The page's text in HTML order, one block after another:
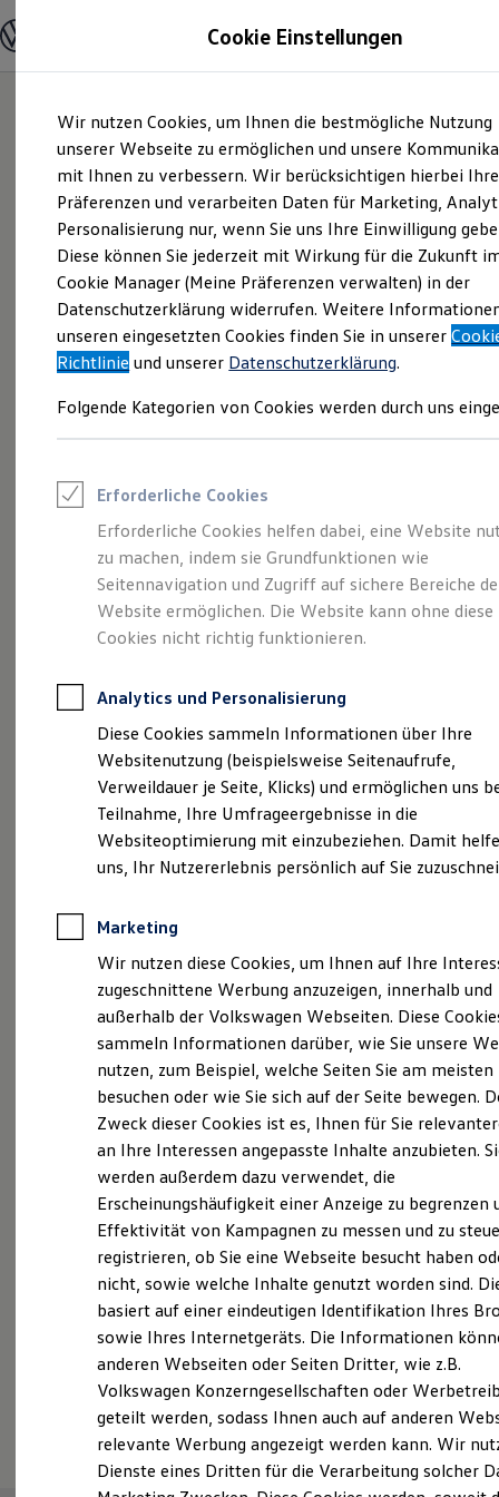
Hauptinhalt
springen
Footer
springen
Modelle und Konfigurator
Modelle vergleichen
Elektroautos
ENERGY Sondermodelle
Nutzfahrzeuge
SUV und CUV
Familienautos
Kombis
Kompaktwagen
Sportwagen
Schnell verfügbare Fahrzeuge
Angebote und Produkte
Aktuelle Angebote
E-Auto-Förderung
Volkswagen Marktplatz
Junge Gebrauchtwagen und Gebrauchtwagen
Saisonangebote
Leasing
Leasing-Angebote
Gebrauchtwagen Leasing
Junge Gebrauchtwagen-Leasing
Elektroauto Leasing
Kleinwagen-Leasing
Leasing ohne Anzahlung
Autokredit mit Schlussrate
Versicherungen und Garantien
Kfz-Versicherung
Restschuldversicherungen
Garantien
Wartungsverträge
Geschäftskunden
Professional Class bei Volkswagen
Großkunden
Behörden
Anpfiff zum Gewinn
Elektroautos
ID. Tutorials
Elektrofahrzeugkonzepte
Reichweite
Reichweite der ID. Modelle
Reichweite im Winter
Laden
Laden unterwegs
Laden Zuhause
Ladezeitensimulator
Batterie
Sicherheit
Garantie und Lebensdauer
Nachhaltigkeit
Technologie
Kosten und Kauf
Verbrauchskosten
Kaufoptionen
E-Auto-Förderung
Software und Konnektivität
Die ID. Software 6
ID. Software Versionen und Updates
Digitale Extras
Schnittstellen zu Ihrem ID.
Größer. Entspannter.
Reichweiter. Der ID.7.
Probefahrt vereinbaren
Fahrzeugangebot anfordern
Servicetermin buchen
Serviceanfrage stellen
Cookie Einstellungen
Wir nutzen Cookies, um Ihnen die bestmögliche Nutzung
unserer Webseite zu ermöglichen und unsere
mit Ihnen zu verbessern. Wir berücksichtigen hierbei Ihre
Präferenzen und verarbeiten Daten für Marketing,
Personalisierung nur, wenn Sie uns Ihre Einwilligung
Diese können Sie jederzeit mit Wirkung für die Zukunft
Cookie Manager (Meine Präferenzen verwalten) in der
Datenschutzerklärung widerrufen. Weitere
unseren eingesetzten Cookies finden Sie in unserer
Richtlinie und unserer Datenschutzerklärung.
Folgende Kategorien von Cookies werden durch uns
Erforderliche Cookies
Erforderliche Cookies helfen dabei, eine Website
zu machen, indem sie Grundfunktionen wie
Seitennavigation und Zugriff auf sichere Bereiche
Website ermöglichen. Die Website kann ohne diese
Cookies nicht richtig funktionieren.
Analytics und Personalisierung
Diese Cookies sammeln Informationen über Ihre
Websitenutzung (beispielsweise Seitenaufrufe,
Verweildauer je Seite, Klicks) und ermöglichen uns
Teilnahme, Ihre Umfrageergebnisse in die
Websiteoptimierung mit einzubeziehen. Damit
uns, Ihr Nutzererlebnis persönlich auf Sie
Marketing
Wir nutzen diese Cookies, um Ihnen auf Ihre
zugeschnittene Werbung anzuzeigen, innerhalb und
außerhalb der Volkswagen Webseiten. Diese
sammeln Informationen darüber, wie Sie unsere
nutzen, zum Beispiel, welche Seiten Sie am meisten
besuchen oder wie Sie sich auf der Seite bewegen.
Zweck dieser Cookies ist es, Ihnen für Sie
an Ihre Interessen angepasste Inhalte anzubieten.
werden außerdem dazu verwendet, die
Erscheinungshäufigkeit einer Anzeige zu begrenzen
Effektivität von Kampagnen zu messen und zu
registrieren, ob Sie eine Webseite besucht haben
nicht, sowie welche Inhalte genutzt worden sind.
basiert auf einer eindeutigen Identifikation Ihres
sowie Ihres Internetgeräts. Die Informationen
anderen Webseiten oder Seiten Dritter, wie z.B.
Volkswagen Konzerngesellschaften oder
geteilt werden, sodass Ihnen auch auf anderen
relevante Werbung angezeigt werden kann. Wir
Dienste eines Dritten für die Verarbeitung solcher